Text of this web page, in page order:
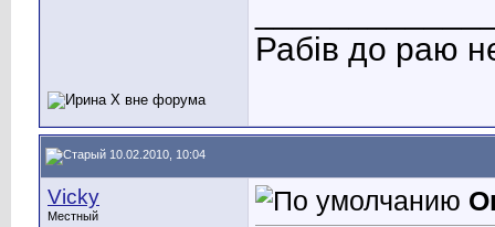
Рабів до раю
10.02.2010, 10:04
Vicky
Местный